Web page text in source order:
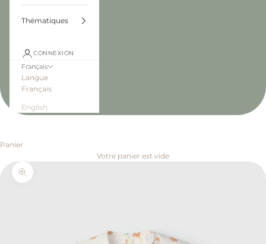
Thématiques
CONNEXION
Français
Langue
Français
English
Panier
Votre panier est vide
Zoomer sur l'image